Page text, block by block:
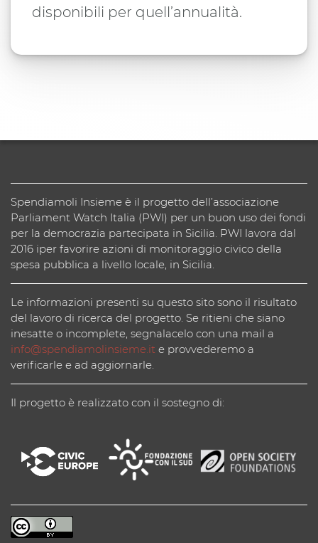
disponibili per quell’annualità.
Spendiamoli Insieme è il progetto dell’associazione
Parliament Watch Italia (PWI) per un buon uso dei fondi
per la democrazia partecipata in Sicilia. PWI lavora dal
2016 iper favorire azioni di monitoraggio civico della
spesa pubblica a livello locale, in Sicilia.
Le informazioni presenti su questo sito sono il risultato
del lavoro di ricerca del progetto. Se ritieni che siano
inesatte o incomplete, segnalacelo con una mail a
info@spendiamolinsieme.it e provvederemo a
verificarle e ad aggiornarle.
Il progetto è realizzato con il sostegno di: